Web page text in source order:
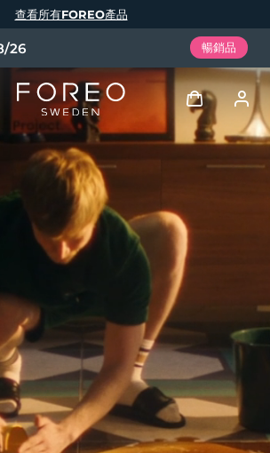
查看所有FOREO產品
26 暢銷品
登入
我的設備
我的地址
我的訂閱
Tech Elixir
Set
Deutsch
Español
Italiano
Português
Svenska
Русский
简体中文 繁體中文